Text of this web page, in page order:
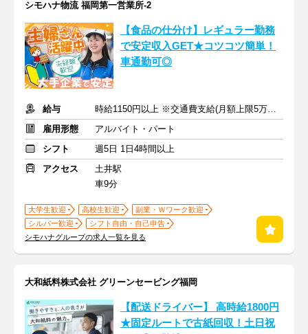
シモハナ物流 福岡第一営業所-2
【食品の仕分け】レギュラー勤務
で安定収入GET★コツコツ簡単！
車通勤可◎
給与
時給1150円以上 ※交通費支給(月額上限5万円まで)
雇用形態
アルバイト・パート
シフト
週5日 1日4時間以上
アクセス
土井駅
車9分
大学生歓迎 高校生歓迎
副業・Ｗワーク歓迎
シルバー歓迎
シフト自由・自己申告
シモハナグループの求人一覧を見る
大和紙料株式会社 グリーンセービング福岡
【配送ドライバー】 高時給1800円
★固定ルートで古紙回収！土日祝